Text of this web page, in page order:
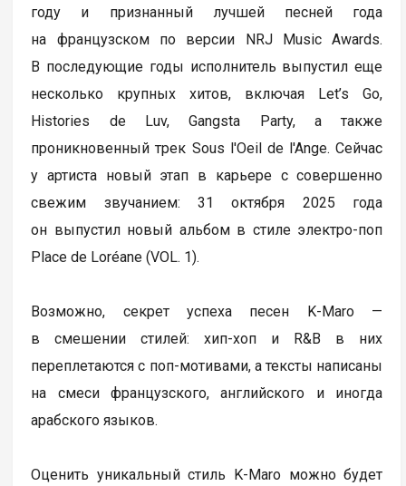
году и признанный лучшей песней года
на французском по версии NRJ Music Awards.
В последующие годы исполнитель выпустил еще
несколько крупных хитов, включая Let’s Go,
Histories de Luv, Gangsta Party, а также
проникновенный трек Sous l'Oeil de l'Ange. Сейчас
у артиста новый этап в карьере с совершенно
свежим звучанием: 31 октября 2025 года
он выпустил новый альбом в стиле электро-поп
Place de Loréane (VOL. 1).
Возможно, секрет успеха песен K-Maro —
в смешении стилей: хип-хоп и R&B в них
переплетаются с поп-мотивами, а тексты написаны
на смеси французского, английского и иногда
арабского языков.
Оценить уникальный стиль K-Maro можно будет